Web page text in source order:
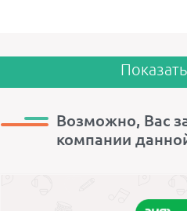
Возможно, Вас
компании